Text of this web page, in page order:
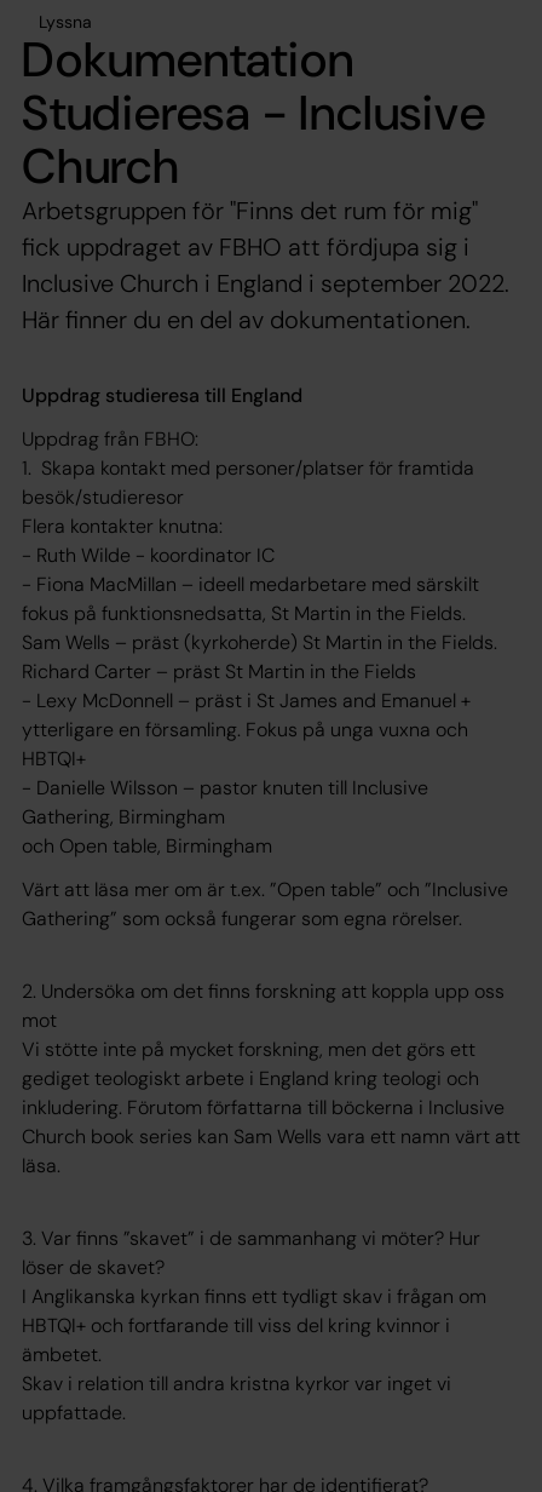
Lyssna
Dokumentation
Studieresa - Inclusive
Church
Arbetsgruppen för "Finns det rum för mig"
fick uppdraget av FBHO att fördjupa sig i
Inclusive Church i England i september 2022.
Här finner du en del av dokumentationen.
Uppdrag studieresa till England
Uppdrag från FBHO:
1. Skapa kontakt med personer/platser för framtida
besök/studieresor
Flera kontakter knutna:
- Ruth Wilde - koordinator IC
- Fiona MacMillan – ideell medarbetare med särskilt
fokus på funktionsnedsatta, St Martin in the Fields.
Sam Wells – präst (kyrkoherde) St Martin in the Fields.
Richard Carter – präst St Martin in the Fields
- Lexy McDonnell – präst i St James and Emanuel +
ytterligare en församling. Fokus på unga vuxna och
HBTQI+
- Danielle Wilsson – pastor knuten till Inclusive
Gathering, Birmingham
och Open table, Birmingham
Värt att läsa mer om är t.ex. ”Open table” och ”Inclusive
Gathering” som också fungerar som egna rörelser.
2. Undersöka om det finns forskning att koppla upp oss
mot
Vi stötte inte på mycket forskning, men det görs ett
gediget teologiskt arbete i England kring teologi och
inkludering. Förutom författarna till böckerna i Inclusive
Church book series kan Sam Wells vara ett namn värt att
läsa.
3. Var finns ”skavet” i de sammanhang vi möter? Hur
löser de skavet?
I Anglikanska kyrkan finns ett tydligt skav i frågan om
HBTQI+ och fortfarande till viss del kring kvinnor i
ämbetet.
Skav i relation till andra kristna kyrkor var inget vi
uppfattade.
4. Vilka framgångsfaktorer har de identifierat?